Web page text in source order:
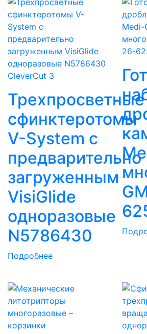
CleverCut 3
Трехпросветные
сфинктеротомы
V-System с
предварительно
загруженным
VisiGlide
одноразовые
N5786430
Подробнее